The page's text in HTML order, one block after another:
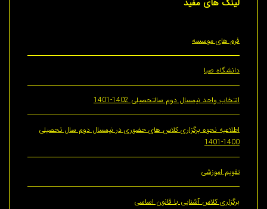
های مفید
موسسه
واحد نیمسال دوم سالتحصیلی 1402-1401
نحوه برگزاری کلاس های حضوری در نیمسال دوم سال تحصیلی
کلاس آشنایی با قانون اساسی